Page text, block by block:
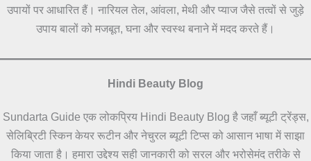
उपायों पर आधारित हैं। नारियल तेल, आंवला, मेथी और प्याज जैसे तत्वों से जुड़े
उपाय बालों को मजबूत, घना और स्वस्थ बनाने में मदद करते हैं।
Hindi Beauty Blog
Sundarta Guide एक लोकप्रिय Hindi Beauty Blog है जहाँ ब्यूटी ट्रेंड्स,
सेलिब्रिटी स्किन केयर रूटीन और नेचुरल ब्यूटी टिप्स को आसान भाषा में साझा
किया जाता है। हमारा उद्देश्य सही जानकारी को सरल और भरोसेमंद तरीके से